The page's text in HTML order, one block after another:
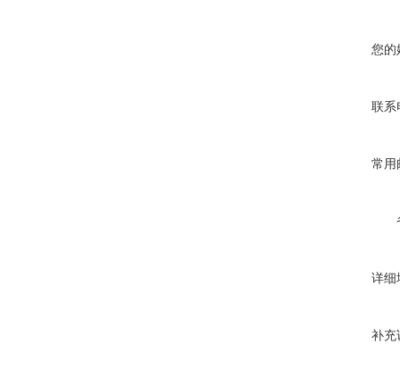
您的
联系
常用
详细
补充